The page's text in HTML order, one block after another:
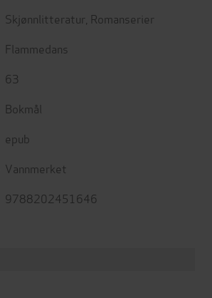
Skjønnlitteratur Romanserier
Flammedans
63
Bokmål
epub
Vannmerket
9788202451646